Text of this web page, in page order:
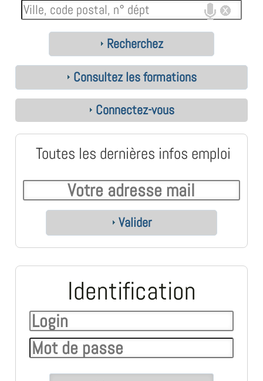
Recherchez
Consultez les formations
Connectez-vous
Toutes les dernières infos emploi
Valider
Identification